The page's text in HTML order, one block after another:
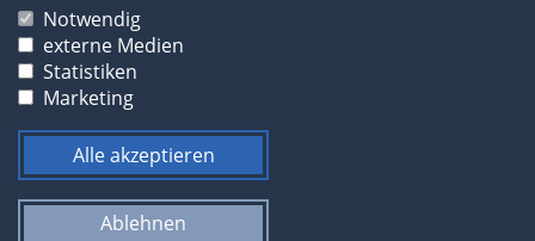
AGB
Die Bilder und Texte unserer Website sind
urheberrechtlich geschützt und dürfen durch Dritte
werden.
Notwendig
externe Medien
Statistiken
Marketing
Alle akzeptieren
Ablehnen